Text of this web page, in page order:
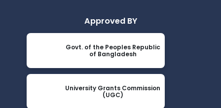
আন্তর্জাতিক মাতৃভাষা দিবস ও শহীদ দিবস পালন প্রসঙ্গে বিজ্ঞপ্তি
Read More
এপ্রিল ২০২৩ সেমিস্টারের ফাইনাল পরীক্ষার (অনুষ্ঠিতব্য অক্টোবর ২০২৩)
বিজ্ঞপ্তি
Approved BY
Govt. of the Peoples Republic
of Bangladesh
University Grants Commission
(UGC)